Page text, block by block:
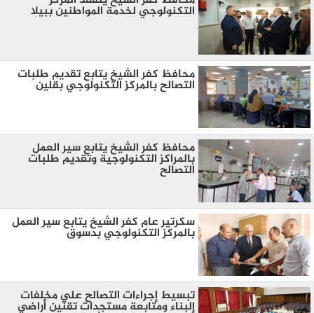
التكنولوجي لخدمة المواطنين ببيلا
محافظ كفر الشيخ يتابع تقديم طلبات
التصالح بالمركز التكنولوجي بقلين
محافظ كفر الشيخ يتابع سير العمل
بالمراكز التكنولوجية وتقديم طلبات
التصالح
سكرتير عام كفر الشيخ يتابع سير العمل
بالمركز التكنولوجي بدسوق
تبسيط إجراءات التصالح علي مخلفات
البناء ومتابعة مستجدات تقنين أراضي